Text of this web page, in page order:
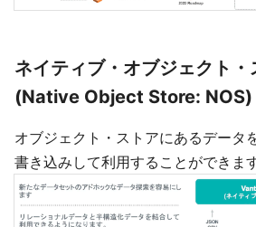
ネイティブ・オブジェクト・
(Native Object Store: NOS)
オブジェクト・ストアにあるデータ
書き込みして利用することができます